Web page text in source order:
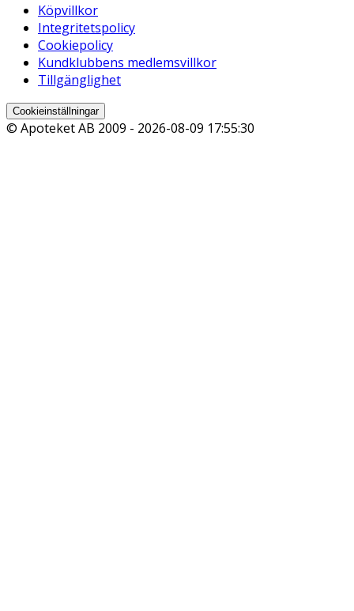
Köpvillkor
Integritetspolicy
Cookiepolicy
Kundklubbens medlemsvillkor
Tillgänglighet
Cookieinställningar
© Apoteket AB 2009 - 2026-08-09 17:55:30